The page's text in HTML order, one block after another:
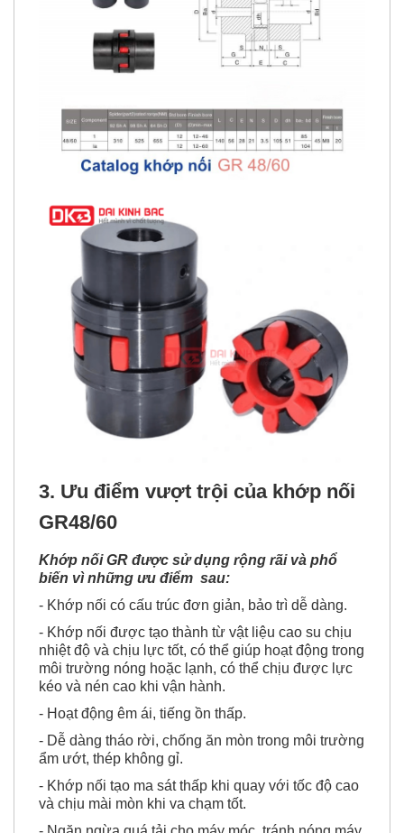
3. Ưu điểm vượt trội của khớp nối
GR48/60
Khớp nối GR được sử dụng rộng rãi và phổ
biến vì những ưu điểm sau:
- Khớp nối có cấu trúc đơn giản, bảo trì dễ dàng.
- Khớp nối được tạo thành từ vật liệu cao su chịu
nhiệt độ và chịu lực tốt, có thể giúp hoạt động trong
môi trường nóng hoặc lạnh, có thể chịu được lực
kéo và nén cao khi vận hành.
- Hoạt động êm ái, tiếng ồn thấp.
- Dễ dàng tháo rời, chống ăn mòn trong môi trường
ẩm ướt, thép không gỉ.
- Khớp nối tạo ma sát thấp khi quay với tốc độ cao
và chịu mài mòn khi va chạm tốt.